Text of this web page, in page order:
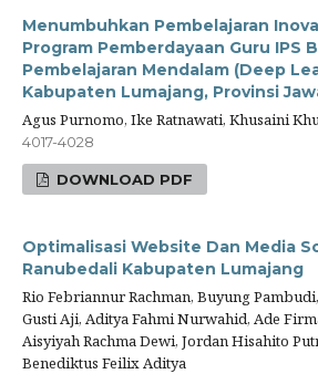
Menumbuhkan Pembelajaran
Program Pemberdayaan Guru IPS
Pembelajaran Mendalam (Deep
Kabupaten Lumajang, Provinsi
Agus Purnomo, Ike Ratnawati, Khusaini
4017-4028
DOWNLOAD PDF
Optimalisasi Website Dan Media
Ranubedali Kabupaten Lumajang
Rio Febriannur Rachman, Buyung
Gusti Aji, Aditya Fahmi Nurwahid, Ade
Aisyiyah Rachma Dewi, Jordan Hisahito
Benediktus Feilix Aditya